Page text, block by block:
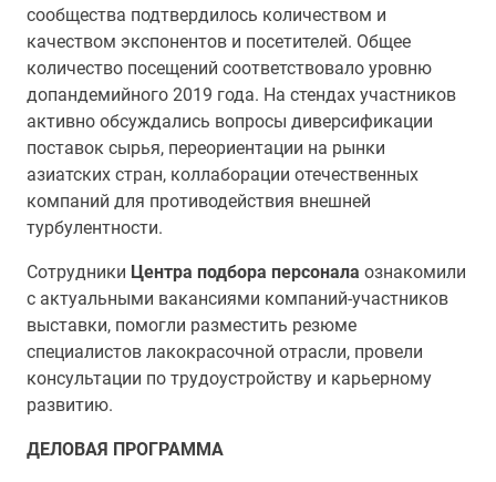
сообщества подтвердилось количеством и
качеством экспонентов и посетителей. Общее
количество посещений соответствовало уровню
допандемийного 2019 года. На стендах участников
активно обсуждались вопросы диверсификации
поставок сырья, переориентации на рынки
азиатских стран, коллаборации отечественных
компаний для противодействия внешней
турбулентности.
Сотрудники Центра подбора персонала ознакомили
с актуальными вакансиями компаний-участников
выставки, помогли разместить резюме
специалистов лакокрасочной отрасли, провели
консультации по трудоустройству и карьерному
развитию.
ДЕЛОВАЯ ПРОГРАММА